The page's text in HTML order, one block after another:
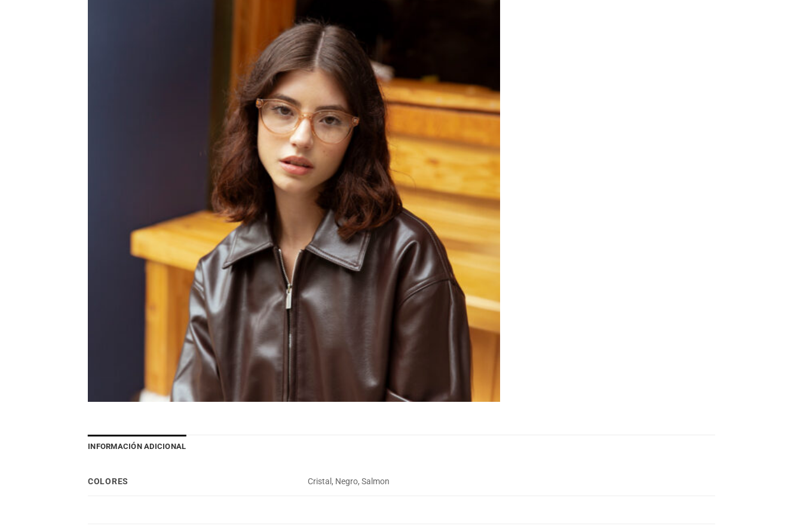
INFORMACIÓN ADICIONAL
COLORES Cristal, Negro, Salmon